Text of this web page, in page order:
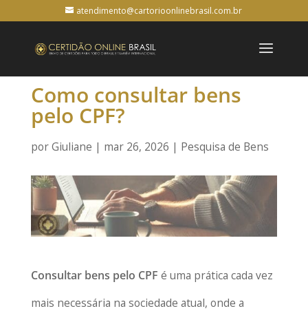
atendimento@cartorioonlinebrasil.com.br
Como consultar bens
pelo CPF?
porGiuliane | mar 26, 2026 | Pesquisa de Bens
Consultar bens pelo CPF é uma prática cada vez
mais necessária na sociedade atual, onde a